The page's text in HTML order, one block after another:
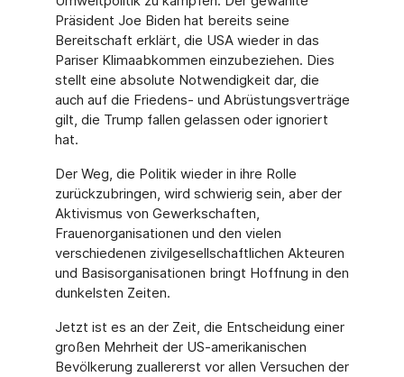
Präsident Joe Biden hat bereits seine
Bereitschaft erklärt, die USA wieder in das
Pariser Klimaabkommen einzubeziehen. Dies
stellt eine absolute Notwendigkeit dar, die
auch auf die Friedens- und Abrüstungsverträge
gilt, die Trump fallen gelassen oder ignoriert
hat.
Der Weg, die Politik wieder in ihre Rolle
zurückzubringen, wird schwierig sein, aber der
Aktivismus von Gewerkschaften,
Frauenorganisationen und den vielen
verschiedenen zivilgesellschaftlichen Akteuren
und Basisorganisationen bringt Hoffnung in den
dunkelsten Zeiten.
Jetzt ist es an der Zeit, die Entscheidung einer
großen Mehrheit der US-amerikanischen
Bevölkerung zuallererst vor allen Versuchen der